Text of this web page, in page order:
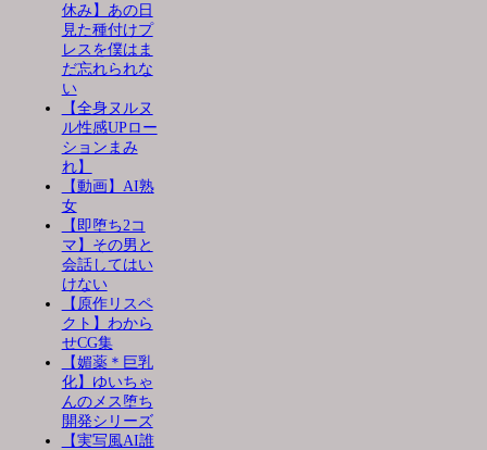
休み】あの日
見た種付けプ
レスを僕はま
だ忘れられな
い
【全身ヌルヌ
ル性感UPロー
ションまみ
れ】
【動画】AI熟
女
【即堕ち2コ
マ】その男と
会話してはい
けない
【原作リスペ
クト】わから
せCG集
【媚薬＊巨乳
化】ゆいちゃ
んのメス堕ち
開発シリーズ
【実写風AI誰